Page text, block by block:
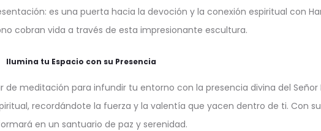
es una puerta hacia la devoción y la conexión espiritual con
cobran vida a través de esta impresionante escultura.
Ilumina tu Espacio con su Presencia
meditación para infundir tu entorno con la presencia divina del Señor
recordándote la fuerza y la valentía que yacen dentro de ti. Con
en un santuario de paz y serenidad.